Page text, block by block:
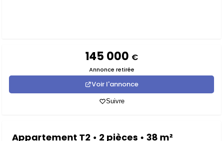
145 000 €
Annonce retirée
Voir l'annonce
Suivre
Appartement T2 • 2 pièces • 38 m²